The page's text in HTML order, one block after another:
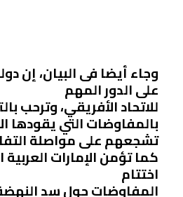
وجاء أيضا فى البيان، إن
على الدور المهم
للاتحاد الأفريقي، وترحب
بالمفاوضات التي يقودها
تشجعهم على مواصلة
كما تؤمن الإمارات
اختتام
المفاوضات حول سد النهضة